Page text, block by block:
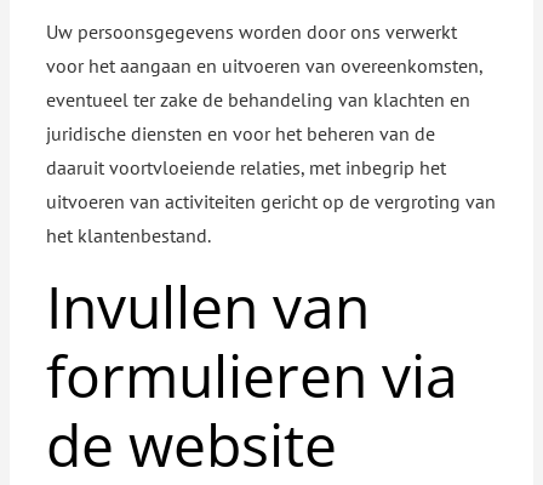
Uw persoonsgegevens worden door ons verwerkt
voor het aangaan en uitvoeren van overeenkomsten,
eventueel ter zake de behandeling van klachten en
juridische diensten en voor het beheren van de
daaruit voortvloeiende relaties, met inbegrip het
uitvoeren van activiteiten gericht op de vergroting van
het klantenbestand.
Invullen van
formulieren via
de website